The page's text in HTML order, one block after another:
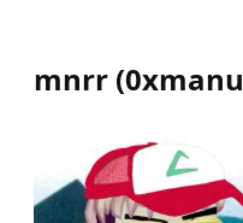
mnrr (0xmanu